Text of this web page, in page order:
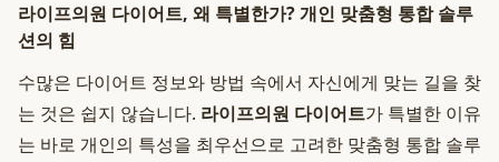
라이프의원 다이어트, 왜 특별한가? 개인 맞춤형 통합 솔루
션의 힘
수많은 다이어트 정보와 방법 속에서 자신에게 맞는 길을 찾
는 것은 쉽지 않습니다. 라이프의원 다이어트가 특별한 이유
는 바로 개인의 특성을 최우선으로 고려한 맞춤형 통합 솔루